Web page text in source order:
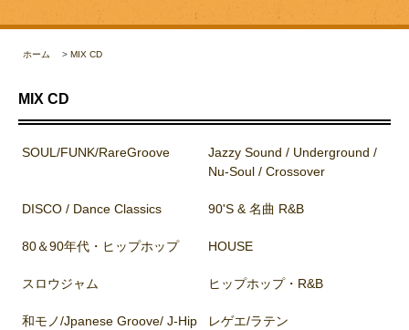
ホーム > MIX CD
MIX CD
SOUL/FUNK/RareGroove
Jazzy Sound / Underground /
Nu-Soul / Crossover
DISCO / Dance Classics 90'S & 名曲 R&B
80＆90年代・ヒップホップ HOUSE
スロウジャム ヒップホップ・R&B
和モノ/Jpanese Groove/ J-Hip
レゲエ/ラテン